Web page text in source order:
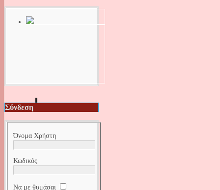
Σύνδεση
Όνομα Χρήστη
Κωδικός
Να με θυμάσαι